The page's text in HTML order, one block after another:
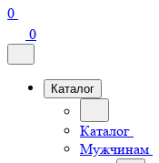
0
0
Каталог
Каталог
Мужчинам